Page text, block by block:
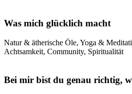
Was mich glücklich macht
Natur & ätherische Öle, Yoga &
Achtsamkeit, Community, Spiritualität
Bei mir bist du genau richtig,